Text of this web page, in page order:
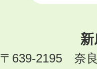
〒639-2195 奈